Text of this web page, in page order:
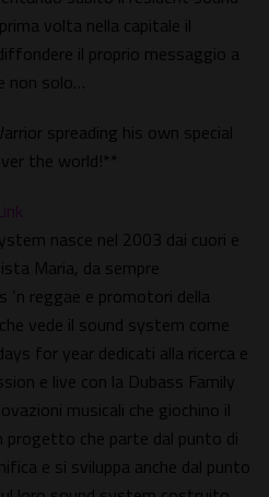
volta nella capitale il
il proprio messaggio a
non solo…
spreading his own special
the world!**
nasce nel 2003 dai cuori e
Maria, da sempre
reggae e promotori della
vede il sound system come
for year dedicati alla ricerca e
e live con la Dubass Family
musicali che giochino il
progetto che parte dal punto di
e si sviluppa anche dal punto